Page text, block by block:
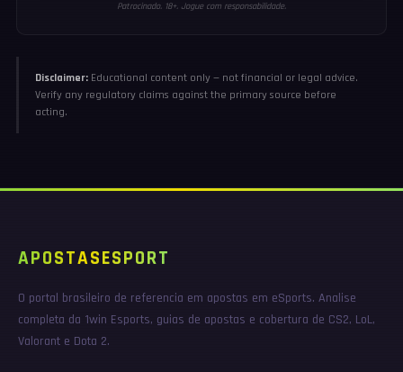
Patrocinado. 18+. Jogue com responsabilidade.
Disclaimer: Educational content only — not financial or legal advice.
Verify any regulatory claims against the primary source before
acting.
APOSTASESPORT
O portal brasileiro de referencia em apostas em eSports. Analise
completa da 1win Esports, guias de apostas e cobertura de CS2, LoL,
Valorant e Dota 2.